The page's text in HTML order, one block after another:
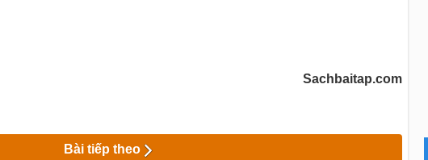
Sachbaitap.com
Bài tiếp theo